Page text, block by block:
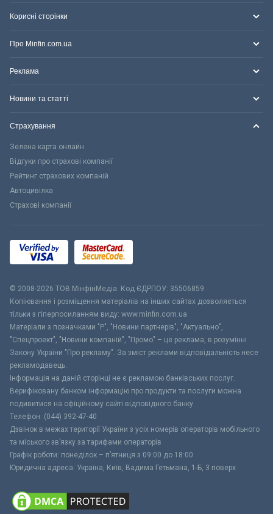
Корисні сторінки
Про Minfin.com.ua
Реклама
Новини та статті
Страхування
Зелена карта онлайн
Відгуки про страхові компанії
Рейтинг страхових компаній
Автоцивілка
Страхові компанії
© 2008-2026 ТОВ МiнфiнМедiа. Код ЄДРПОУ: 35506859
Копіювання і розміщення матеріалів на інших сайтах дозволяється
тільки з гіперпосиланням виду: www.minfin.com.ua
Матеріали з позначками "Р", "Новини партнерів", "Актуально",
"Спецпроект", "Новини компаній", "Промо" – це реклама, в розумінні
Закону України "Про рекламу". За зміст реклами відповідальність несе
рекламодавець.
Інформація на даній сторінці не є рекламою банківських послуг.
Верифіковану банком інформацію про продукти та послуги можна
подивитися на офіційному сайті відповідного банку.
Телефон: (044) 392-47-40
Дзвінок в межах території України з усіх номерів операторів мобільного
та міського зв’язку за тарифами операторів
Графік роботи: понеділок – п’ятниця з 09:00 до 18:00
Юридична адреса: Україна, Київ, Вадима Гетьмана, 1-Б, 3 поверх